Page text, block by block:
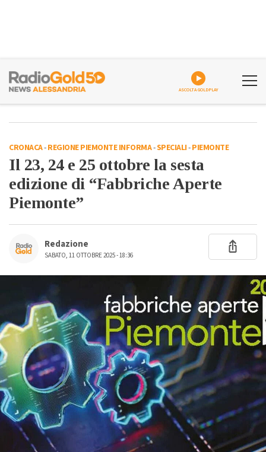
ASCOLTA GOLDPLAY
CRONACA-REGIONE PIEMONTE INFORMA-SPECIALI-PIEMONTE
Il 23, 24 e 25 ottobre la sesta
edizione di “Fabbriche Aperte
Piemonte”
Redazione
SABATO, 11 OTTOBRE 2025 - 18:36